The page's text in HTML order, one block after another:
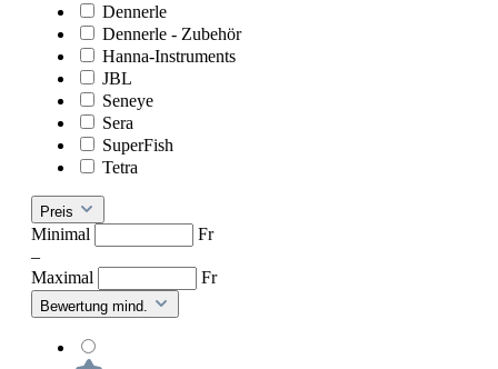
Dennerle
Dennerle - Zubehör
Hanna-Instruments
JBL
Seneye
Sera
SuperFish
Tetra
Preis
Minimal
Fr
–
Maximal
Fr
Bewertung mind.